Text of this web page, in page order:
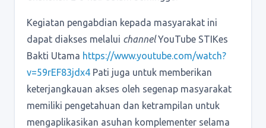
Kegiatan pengabdian kepada masyarakat ini
dapat diakses melalui channelYouTube STIKes
Bakti Utama https://www.youtube.com/watch?
v=59rEF83jdx4 Pati juga untuk memberikan
keterjangkauan akses oleh segenap masyarakat
memiliki pengetahuan dan ketrampilan untuk
mengaplikasikan asuhan komplementer selama